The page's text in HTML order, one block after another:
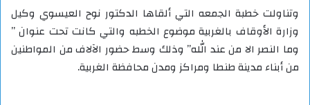
وتناولت خطبة الجمعه التي ألقاها الدكتور نوح العيسوي وكيل
وزارة الأوقاف بالغربية موضوع الخطبه والتي كانت تحت عنوان ”
وما النصر الا من عند الله” وذلك وسط حضور الآلاف من المواطنين
من أبناء مدينة طنطا ومراكز ومدن محافظة الغربية.